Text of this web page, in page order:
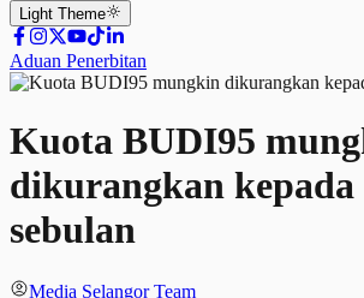
Light Theme
Aduan Penerbitan
Kuota BUDI95
dikurangkan kepada
sebulan
Media Selangor Team